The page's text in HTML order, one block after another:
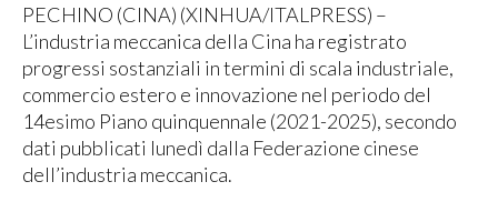
PECHINO (CINA) (XINHUA/ITALPRESS) –
L’industria meccanica della Cina ha registrato
progressi sostanziali in termini di scala industriale,
commercio estero e innovazione nel periodo del
14esimo Piano quinquennale (2021-2025), secondo
dati pubblicati lunedì dalla Federazione cinese
dell’industria meccanica.